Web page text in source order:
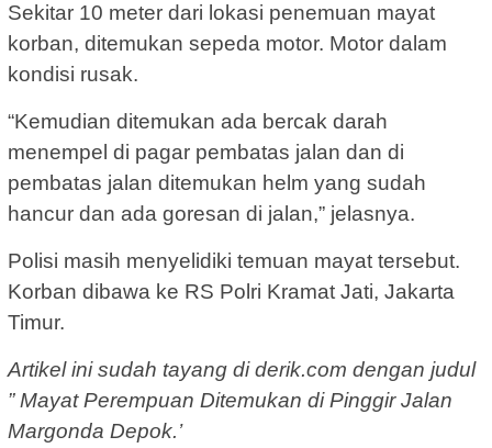
Sekitar 10 meter dari lokasi penemuan mayat
korban, ditemukan sepeda motor. Motor dalam
kondisi rusak.
“Kemudian ditemukan ada bercak darah
menempel di pagar pembatas jalan dan di
pembatas jalan ditemukan helm yang sudah
hancur dan ada goresan di jalan,” jelasnya.
Polisi masih menyelidiki temuan mayat tersebut.
Korban dibawa ke RS Polri Kramat Jati, Jakarta
Timur.
Artikel ini sudah tayang di derik.com dengan judul
” Mayat Perempuan Ditemukan di Pinggir Jalan
Margonda Depok.’